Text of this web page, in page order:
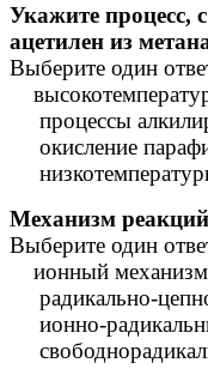
Укажите процесс,
ацетилен из
Выберите один
процессы
окисление
Механизм
Выберите один
ионный
радикально-
ионно-